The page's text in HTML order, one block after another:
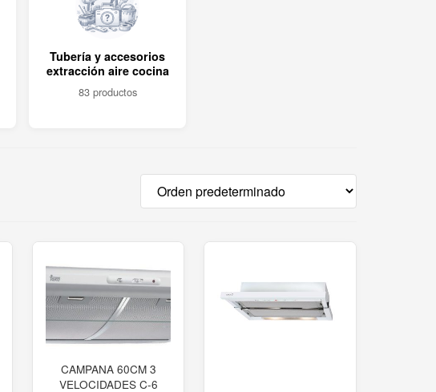
Tubería y accesorios
extracción aire cocina
83 productos
CAMPANA 60CM 3
VELOCIDADES C-6